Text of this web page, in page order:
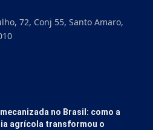
72, Conj 55, Santo Amaro,
no Brasil: como a
agrícola transformou o